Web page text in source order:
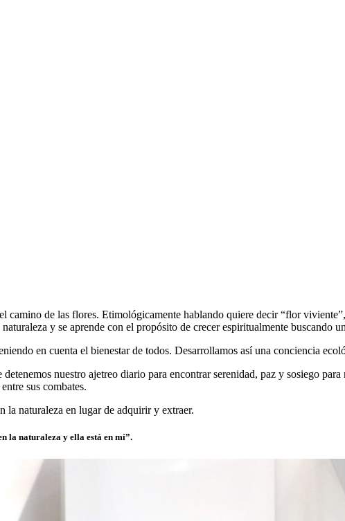
de las flores. Etimológicamente hablando quiere decir “flor
y se aprende con el propósito de crecer espiritualmente buscando
en cuenta el bienestar de todos. Desarrollamos así una conciencia
nuestro ajetreo diario para encontrar serenidad, paz y sosiego
sus combates.
la naturaleza en lugar de adquirir y extraer.
la naturaleza y ella está en mí”.